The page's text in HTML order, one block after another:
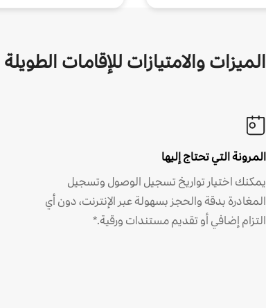
الميزات والامتيازات للإقامات الطويلة
المرونة التي تحتاج إليها
يمكنك اختيار تواريخ تسجيل الوصول وتسجيل
المغادرة بدقة والحجز بسهولة عبر الإنترنت، دون أي
التزام إضافي أو تقديم مستندات ورقية.*